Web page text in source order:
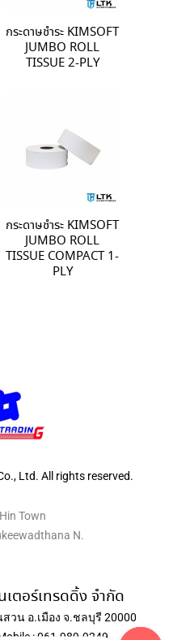
กระดาษชำระ KIMSOFT
JUMBO ROLL
TISSUE 2-PLY
กระดาษชำระ KIMSOFT
JUMBO ROLL
TISSUE COMPACT 1-
PLY
Ltd. All rights reserved.
Town
N.
ตอร์เทรดดิ้ง จำกัด
วน อ.เมือง จ.ชลบุรี 20000
: 061-989-9249